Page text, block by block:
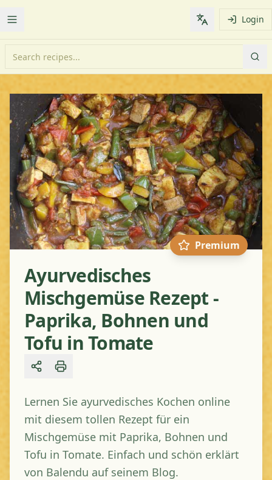
Toggle Menu Change Login
Premium
Ayurvedisches
Mischgemüse Rezept -
Paprika, Bohnen und
Tofu in Tomate
Share
Lernen Sie ayurvedisches Kochen online
mit diesem tollen Rezept für ein
Mischgemüse mit Paprika, Bohnen und
Tofu in Tomate. Einfach und schön erklärt
von Balendu auf seinem Blog.